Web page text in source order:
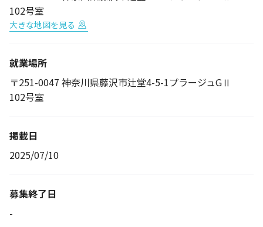
102号室
大きな地図を見る
就業場所
〒251-0047 神奈川県藤沢市辻堂4-5-1プラージュGⅡ
102号室
掲載日
2025/07/10
募集終了日
-